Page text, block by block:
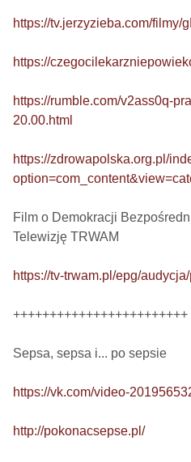
https://tv.jerzyzieba.com/
https://
https://rumble.com/v2ass0q-
20.00.html
https://zdrowapolska.org.pl/
Film o Demokracji
Telewizję TRWAM
https://tv-trwam.pl/epg/
++++++++++++++++++++++++
Sepsa, sepsa i... po sepsie
https://vk.com/video-
http://pokonacsepse.pl/